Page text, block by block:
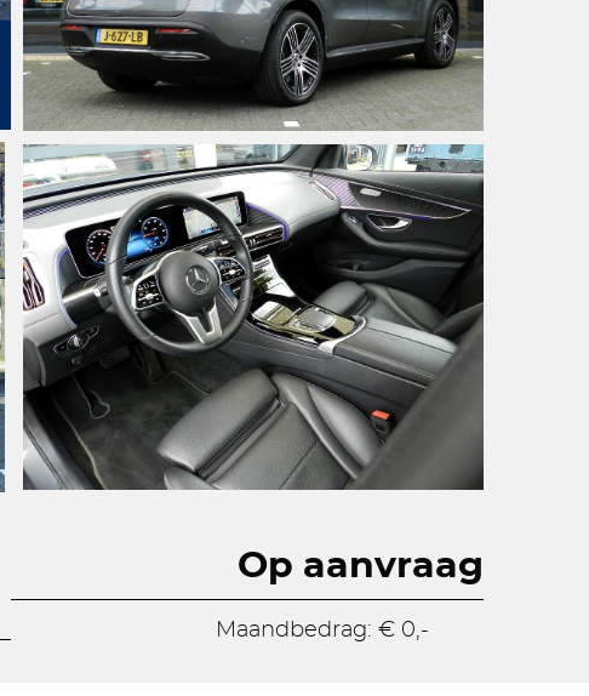
Op aanvraag
Maandbedrag: € 0,-